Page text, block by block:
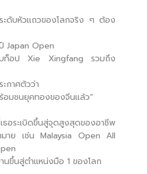
ะดับหัวแถวของโลกจริง ๆ ต้อง
Japan Open
บท็อป Xie Xingfang รวมถึง
กาศตัวว่า
มชนยุคทองของจีนแล้ว”
ระเบิดขึ้นสู่จุดสูงสุดของอาชีพ
มาย เช่น Malaysia Open All
นขึ้นสู่ตำแหน่งมือ 1 ของโลก